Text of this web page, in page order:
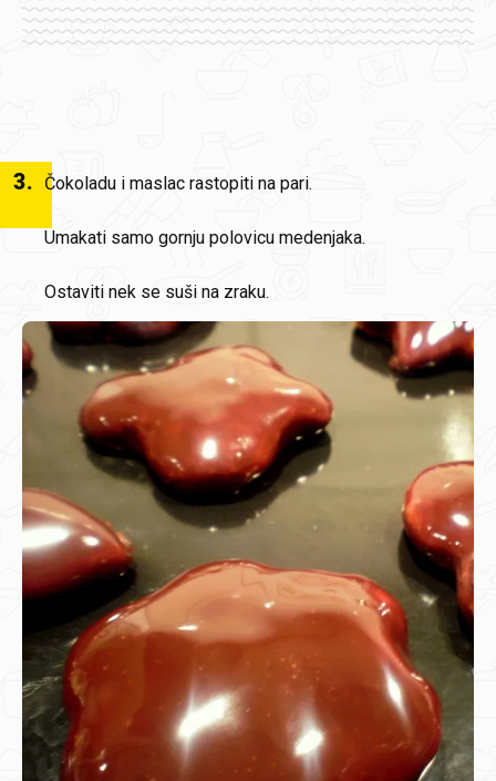
3. Čokoladu i maslac rastopiti na pari.
Umakati samo gornju polovicu medenjaka.
Ostaviti nek se suši na zraku.